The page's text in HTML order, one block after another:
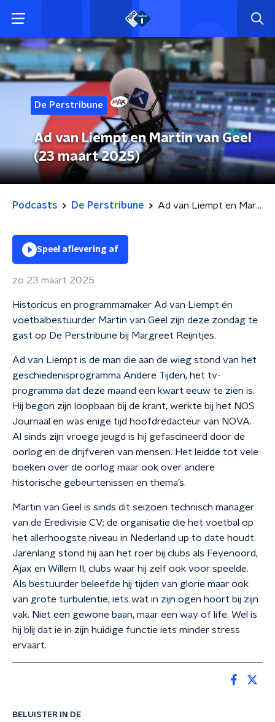
De Perstribune
Ad van Liempt en Martin van Geel
(23 maart 2025)
Podcasts De Perstribune Ad van Liempt en Martin van Geel (23 maart 2025)
BELUISTER IN DE
Speel aflevering af
zo 23 maart 2025
Historicus en programmamaker Ad van Liempt én
voetbalbestuurder Martin van Geel zijn deze zondag te
gast op De Perstribune bij Margreet Reijntjes.
Ad van Liempt is de man die aan de wieg stond van het
geschiedenisprogramma Andere Tijden, het tv-
programma dat deze maand een kwart eeuw te zien is.
Hij begon zijn loopbaan bij de krant, werkte bij het NOS
Journaal en was enige tijd hoofdredacteur van NOVA.
Al sinds zijn vroege jeugd is hij gefascineerd door de
oorlog en de drijfveren van mensen. Het leidde tot vele
boeken over de oorlog maar ook over andere
historische gebeurtenissen en thema’s.
Martin van Geel is sinds dit seizoen technisch manager
van de Eredivisie CV; de organisatie die het voetbal op
het allerhoogste niveau in Nederland up to date houdt.
Jarenlang stond hij aan het roer bij clubs als Feyenoord,
Ajax en Willem II, clubs waar hij zelf ook voor speelde.
Als bestuurder beleefde hij tijden van glorie maar ook
van grote turbulentie, iets wat in zijn ogen hoort bij zijn
vak. Niet een gewone baan, maar een way of life. Wel is
hij blij dat ie in zijn huidige functie iets minder stress
ervaart.